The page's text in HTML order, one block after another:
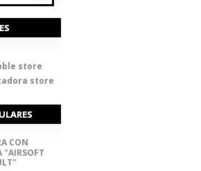
store
store
CON
"AIRSOFT